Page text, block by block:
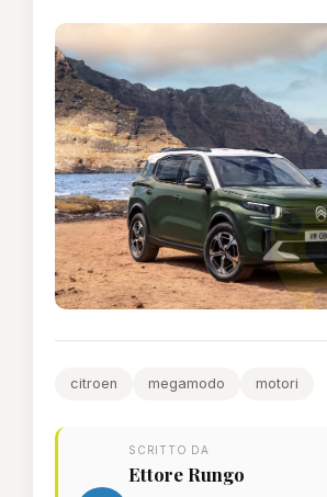
citroen megamodo motori
SCRITTO DA
Ettore Rungo